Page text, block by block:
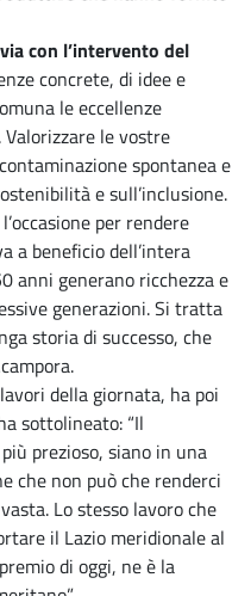
con l’intervento del
concrete, di idee e
le eccellenze
le vostre
spontanea e
e sull’inclusione.
per rendere
a beneficio dell’intera
anni generano ricchezza e
generazioni. Si tratta
storia di successo, che
della giornata, ha poi
sottolineato: “Il
prezioso, siano in una
che non può che renderci
Lo stesso lavoro che
il Lazio meridionale al
di oggi, ne è la